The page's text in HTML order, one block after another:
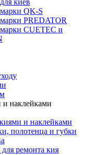
киев
QK-S
PREDATOR
CUETEC и
и наклейками
и наклейками
полотенца и губки
ремонта кия